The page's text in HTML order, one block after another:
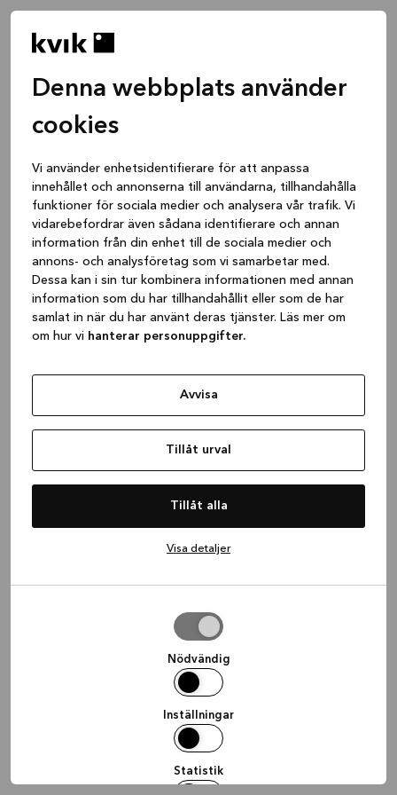
Denna webbplats använder
cookies
Vi använder enhetsidentifierare för att anpassa
innehållet och annonserna till användarna, tillhandahålla
funktioner för sociala medier och analysera vår trafik. Vi
vidarebefordrar även sådana identifierare och annan
information från din enhet till de sociala medier och
annons- och analysföretag som vi samarbetar med.
Dessa kan i sin tur kombinera informationen med annan
information som du har tillhandahållit eller som de har
samlat in när du har använt deras tjänster. Läs mer om
om hur vi hanterar personuppgifter.
Avvisa
Tillåt urval
Tillåt alla
Visa detaljer
Nödvändig
Inställningar
Statistik
(see the browser console for more
information).